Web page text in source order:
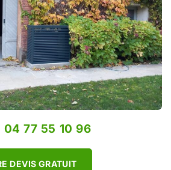
04 77 55 10 96
DEVIS GRATUIT